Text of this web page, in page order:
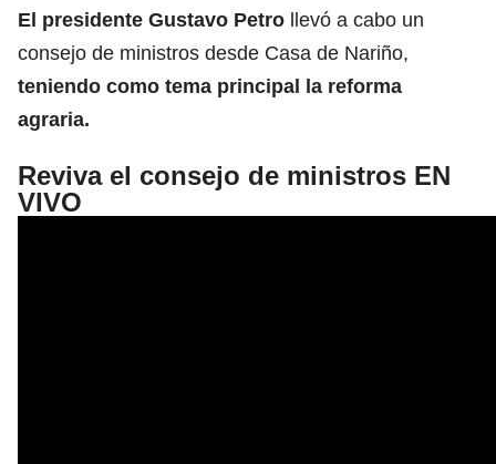
El presidente Gustavo Petro llevó a cabo un
consejo de ministros desde Casa de Nariño,
teniendo como tema principal la reforma
agraria.
Reviva el consejo de ministros EN
VIVO